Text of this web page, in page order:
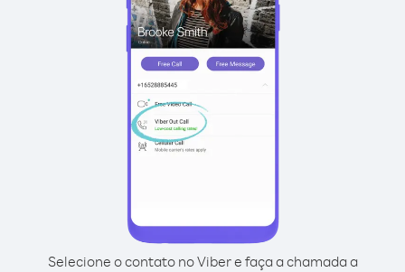
Selecione o contato no Viber e faça a chamada a